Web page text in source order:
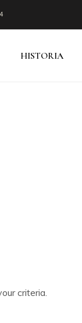
HISTORIA
criteria.